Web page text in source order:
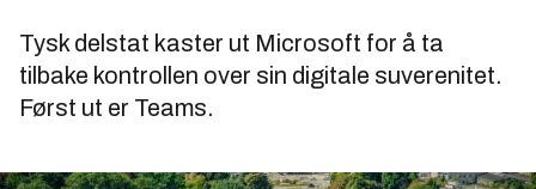
Tysk delstat kaster ut Microsoft for å ta
tilbake kontrollen over sin digitale suverenitet.
Først ut er Teams.